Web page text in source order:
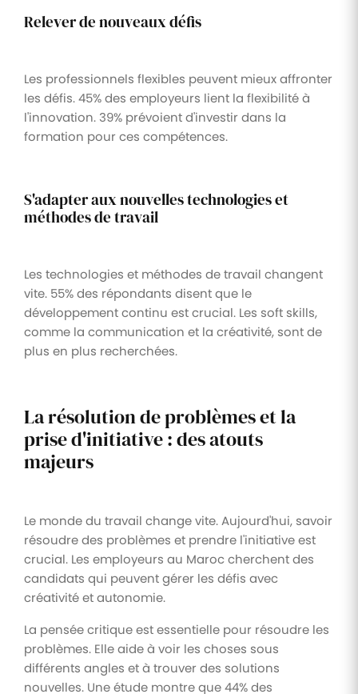
Relever de nouveaux défis
Les professionnels flexibles peuvent mieux affronter
les défis. 45% des employeurs lient la flexibilité à
l'innovation. 39% prévoient d'investir dans la
formation pour ces compétences.
S'adapter aux nouvelles technologies et
méthodes de travail
Les technologies et méthodes de travail changent
vite. 55% des répondants disent que le
développement continu est crucial. Les soft skills,
comme la communication et la créativité, sont de
plus en plus recherchées.
La résolution de problèmes et la
prise d'initiative : des atouts
majeurs
Le monde du travail change vite. Aujourd'hui, savoir
résoudre des problèmes et prendre l'initiative est
crucial. Les employeurs au Maroc cherchent des
candidats qui peuvent gérer les défis avec
créativité et autonomie.
La pensée critique est essentielle pour résoudre les
problèmes. Elle aide à voir les choses sous
différents angles et à trouver des solutions
nouvelles. Une étude montre que 44% des